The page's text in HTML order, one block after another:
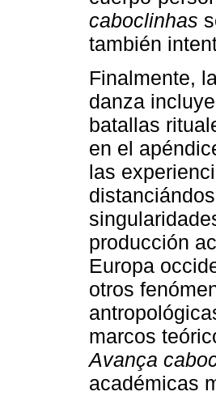
caboclinhas
también
Finalmente,
danza
batallas
en el
las
producción
Europa
otros
marcos
Avança
académicas